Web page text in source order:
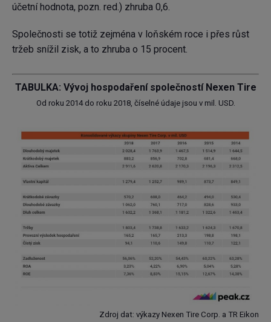
účetní hodnota, pozn. red.) zhruba 0,6.
Společnosti se totiž zejména v loňském roce i přes růst
tržeb snížil zisk, a to zhruba o 15 procent.
TABULKA: Vývoj hospodaření společností Nexen Tire
Od roku 2014 do roku 2018, číselné údaje jsou v mil. USD.
Zdroj dat: výkazy Nexen Tire Corp. a TR Eikon